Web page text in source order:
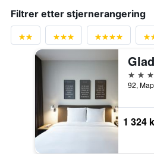
Filtrer etter stjernerangering
4
1 324